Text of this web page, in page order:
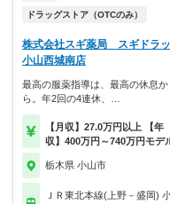
ドラッグストア（OTCのみ）
株式会社スギ薬局 スギドラ
小山西城南店
最高の服薬指導は、最高の休息か
ら。年2回の4連休、…
【月収】27.0万円以上 【年
収】400万円～740万円モデ
栃木県 小山市
ＪＲ東北本線(上野－盛岡)